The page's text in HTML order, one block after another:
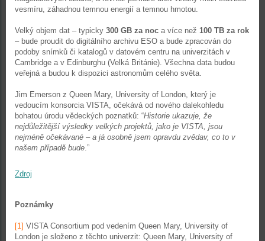
vesmíru, záhadnou temnou energií a temnou hmotou.
Velký objem dat – typicky 300 GB za noc a více než 100 TB za rok
– bude proudit do digitálního archivu ESO a bude zpracován do
podoby snímků či katalogů v datovém centru na univerzitách v
Cambridge a v Edinburghu (Velká Británie). Všechna data budou
veřejná a budou k dispozici astronomům celého světa.
Jim Emerson z Queen Mary, University of London, který je
vedoucím konsorcia VISTA, očekává od nového dalekohledu
bohatou úrodu vědeckých poznatků: “Historie ukazuje, že
nejdůležitější výsledky velkých projektů, jako je VISTA, jsou
nejméně očekávané – a já osobně jsem opravdu zvědav, co to v
našem případě bude.”
Zdroj
Poznámky
[1] VISTA Consortium pod vedením Queen Mary, University of
London je složeno z těchto univerzit: Queen Mary, University of